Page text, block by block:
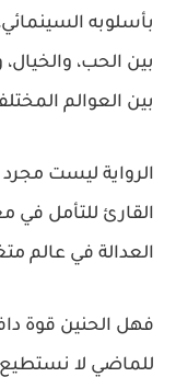
بأسلوبه
بين الحب،
بين العوالم
الرواية ليست
القارئ للتأمل في
العدالة في عالم
فهل الحنين قوة
للماضي لا نستطيع